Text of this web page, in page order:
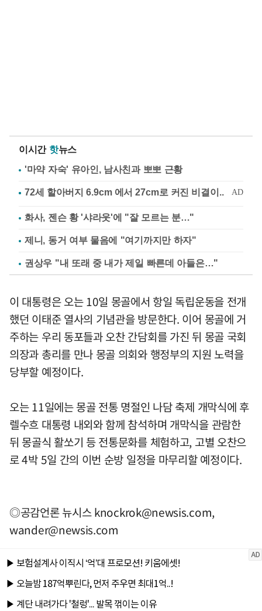
이시간 핫뉴스
'마약 자숙' 유아인, 남사친과 뽀뽀 근황
화사, 젠슨 황 '샤라웃'에 "잘 모르는 분…"
제니, 동거 여부 물음에 "여기까지만 하자"
권상우 "내 또래 중 내가 제일 빠른데 아들은…"
이 대통령은 오는 10일 몽골에서 항일 독립운동을 전개
했던 이태준 열사의 기념관을 방문한다. 이어 몽골에 거
주하는 우리 동포들과 오찬 간담회를 가진 뒤 몽골 국회
의장과 총리를 만나 몽골 의회와 행정부의 지원 노력을
당부할 예정이다.
오는 11일에는 몽골 전통 명절인 나담 축제 개막식에 후
렐수흐 대통령 내외와 함께 참석하며 개막식을 관람한
뒤 몽골식 활쏘기 등 전통문화를 체험하고, 고별 오찬으
로 4박 5일 간의 이번 순방 일정을 마무리할 예정이다.
◎공감언론 뉴시스knockrok@newsis.com,
wander@newsis.com